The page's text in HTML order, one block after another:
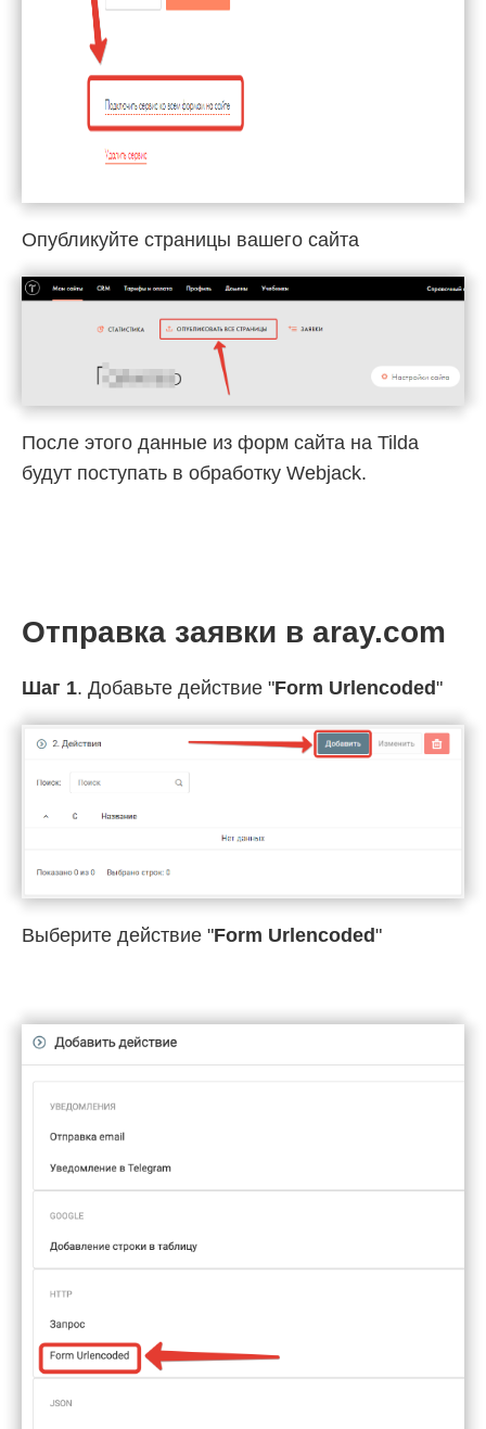
Опубликуйте страницы вашего сайта
После этого данные из форм сайта на Tilda
будут поступать в обработку Webjack.
Отправка заявки в aray.com
Шаг 1. Добавьте действие "Form Urlencoded"
Выберите действие "Form Urlencoded"